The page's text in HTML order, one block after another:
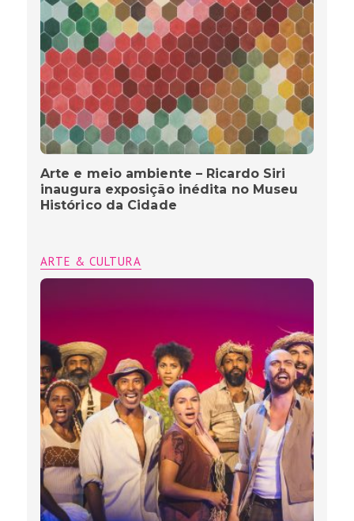
Arte e meio ambiente – Ricardo Siri
inaugura exposição inédita no Museu
Histórico da Cidade
ARTE & CULTURA